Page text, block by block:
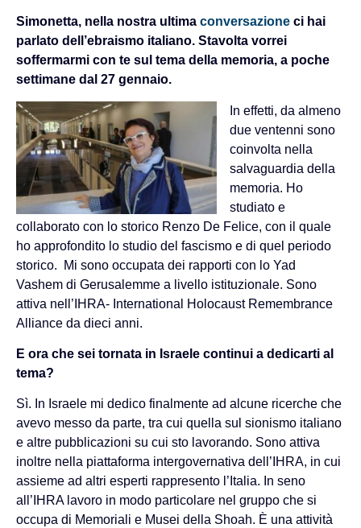
Simonetta, nella nostra ultima conversazione ci hai
parlato dell’ebraismo italiano. Stavolta vorrei
soffermarmi con te sul tema della memoria, a poche
settimane dal 27 gennaio.
In effetti, da almeno
due ventenni sono
coinvolta nella
salvaguardia della
memoria. Ho
studiato e
collaborato con lo storico Renzo De Felice, con il quale
ho approfondito lo studio del fascismo e di quel periodo
storico. Mi sono occupata dei rapporti con lo Yad
Vashem di Gerusalemme a livello istituzionale. Sono
attiva nell’IHRA- International Holocaust Remembrance
Alliance da dieci anni.
E ora che sei tornata in Israele continui a dedicarti al
tema?
Sì. In Israele mi dedico finalmente ad alcune ricerche che
avevo messo da parte, tra cui quella sul sionismo italiano
e altre pubblicazioni su cui sto lavorando. Sono attiva
inoltre nella piattaforma intergovernativa dell’IHRA, in cui
assieme ad altri esperti rappresento l’Italia. In seno
all’IHRA lavoro in modo particolare nel gruppo che si
occupa di Memoriali e Musei della Shoah. È una attività